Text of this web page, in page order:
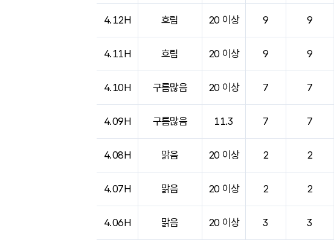
4.12H 흐림 20 이상 9 9
4.11H 흐림 20 이상 9 9
4.10H 구름많음 20 이상 7 7
4.09H 구름많음 11.3 7 7
4.08H 맑음 20 이상 2 2
4.07H 맑음 20 이상 2 2
4.06H 맑음 20 이상 3 3